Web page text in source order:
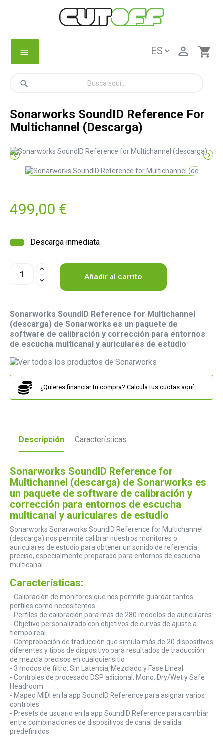
menu shopping_cart

search
Sonarworks SoundID Reference For
Multichannel (descarga)
 
499,00 €
Descarga inmediata
Añadir al carrito
Sonarworks SoundID Reference for Multichannel
(descarga) de Sonarworks es un paquete de
software de calibración y corrección para entornos
de escucha multicanal y auriculares de estudio
¿Quieres financiar tu compra? Calcula tus cuotas aquí.
Descripción Características
Sonarworks SoundID Reference for
Multichannel (descarga) de Sonarworks es
un paquete de software de calibración y
corrección para entornos de escucha
multicanal y auriculares de estudio
Sonarworks Sonarworks SoundID Reference for Multichannel
(descarga) nos permite calibrar nuestros monitores o
auriculares de estudio para obtener un sonido de referencia
preciso, especialmente preparado para entornos de escucha
multicanal.
Características:
- Calibración de monitores que nos permite guardar tantos
perfiles como necesitemos
- Perfiles de calibración para más de 280 modelos de auriculares
- Objetivo personalizado con objetivos de curvas de ajuste a
tiempo real
- Comprobación de traducción que simula más de 20 dispositivos
diferentes y tipos de dispositivo para resultados de traducción
de mezcla precisos en cualquier sitio
- 3 modos de filtro: Sin Latencia, Mezclado y Fase Lineal
- Controles de procesado DSP adicional: Mono, Dry/Wet y Safe
Headroom
- Mapeo MIDI en la app SoundID Reference para asignar varios
controles
- Presets de usuario en la app SoundID Reference para cambiar
entre combinaciones de dispositivos de canal de salida
predefinidos